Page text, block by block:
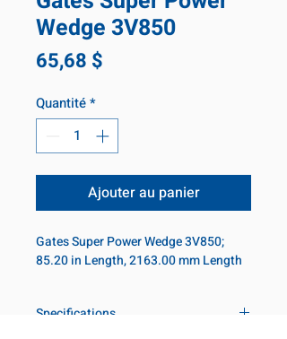
Wedge 3V850
65,68 $
Quantité*
Ajouter au panier
Gates Super Power Wedge 3V850;
85.20 in Length, 2163.00 mm Length
Specifications